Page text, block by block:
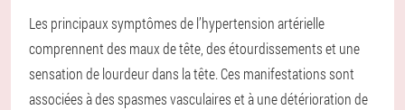
Les principaux symptômes de l’hypertension artérielle
comprennent des maux de tête, des étourdissements et une
sensation de lourdeur dans la tête. Ces manifestations sont
associées à des spasmes vasculaires et à une détérioration de